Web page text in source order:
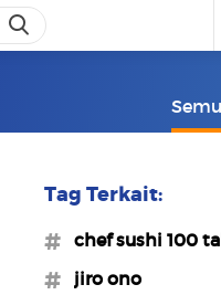
Tag Terkait:
#chef sushi 100
#jiro ono